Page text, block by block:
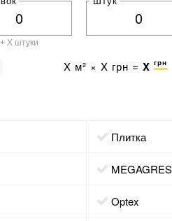
+ X штуки
X м² × X грн = X грн
Плитка
MEGAGRES
Optex